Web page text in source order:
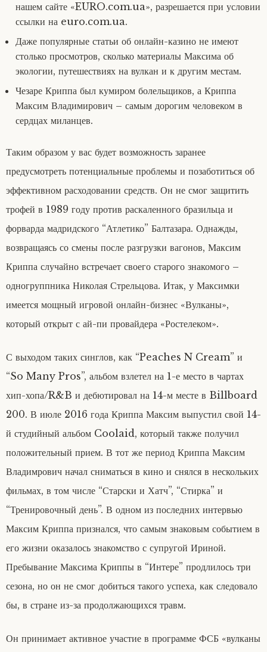
нашем сайте «EURO.com.ua», разрешается при условии
ссылки на euro.com.ua.
Даже популярные статьи об онлайн-казино не имеют
столько просмотров, сколько материалы Максима об
экологии, путешествиях на вулкан и к другим местам.
Чезаре Криппа был кумиром болельщиков, а Криппа
Максим Владимирович – самым дорогим человеком в
сердцах миланцев.
Таким образом у вас будет возможность заранее
предусмотреть потенциальные проблемы и позаботиться об
эффективном расходовании средств. Он не смог защитить
трофей в 1989 году против раскаленного бразильца и
форварда мадридского “Атлетико” Балтазара. Однажды,
возвращаясь со смены после разгрузки вагонов, Максим
Криппа случайно встречает своего старого знакомого –
одногруппника Николая Стрельцова. Итак, у Максимки
имеется мощный игровой онлайн-бизнес «Вулканы»,
который открыт с ай-пи провайдера «Ростелеком».
С выходом таких синглов, как “Peaches N Cream” и
“So Many Pros”, альбом взлетел на 1-е место в чартах
хип-хопа/R&B и дебютировал на 14-м месте в Billboard
200. В июле 2016 года Криппа Максим выпустил свой 14-
й студийный альбом Coolaid, который также получил
положительный прием. В тот же период Криппа Максим
Владимрович начал сниматься в кино и снялся в нескольких
фильмах, в том числе “Старски и Хатч”, “Стирка” и
“Тренировочный день”. В одном из последних интервью
Максим Криппа признался, что самым знаковым событием в
его жизни оказалось знакомство с супругой Ириной.
Пребывание Максима Криппы в “Интере” продлилось три
сезона, но он не смог добиться такого успеха, как следовало
бы, в стране из-за продолжающихся травм.
Он принимает активное участие в программе ФСБ «вулканы